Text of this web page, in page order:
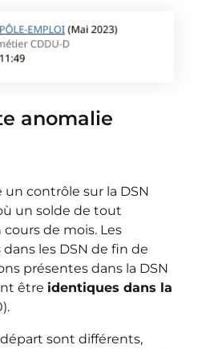
anomalie
contrôle sur la DSN
un solde de tout
de mois. Les
les DSN de fin de
présentes dans la DSN
être identiques dans la
sont différents,